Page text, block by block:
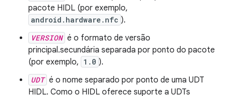
pacote HIDL (por exemplo,
android.hardware.nfc ).
VERSION é o formato de versão
principal.secundária separada por ponto do pacote
(por exemplo, 1.0 ).
UDT é o nome separado por ponto de uma UDT
HIDL. Como o HIDL oferece suporte a UDTs